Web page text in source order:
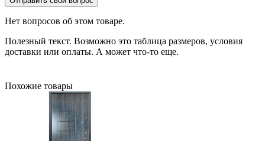
Нет вопросов об этом товаре.
Полезный текст. Возможно это таблица размеров, условия
доставки или оплаты. А может что-то еще.
Похожие товары